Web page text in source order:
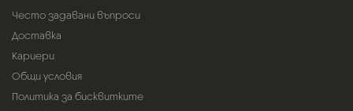
Често задавани въпроси
Доставка
Кариери
Общи условия
Политика за бисквитките